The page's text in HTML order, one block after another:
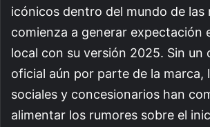
icónicos dentro del mundo de las
comienza a generar expectación
local con su versión 2025. Sin un
oficial aún por parte de la marca,
sociales y concesionarios han
alimentar los rumores sobre el